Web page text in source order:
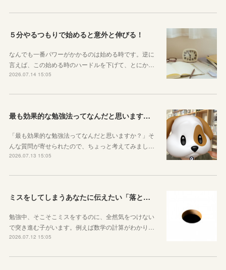
５分やるつもりで始めると意外と伸びる！
なんでも一番パワーがかかるのは始める時です。逆に
言えば、この始める時のハードルを下げて、とにか…
2026.07.14 15:05
最も効果的な勉強法ってなんだと思いますか？
「最も効果的な勉強法ってなんだと思いますか？」そ
んな質問が寄せられたので、ちょっと考えてみまし…
2026.07.13 15:05
ミスをしてしまうあなたに伝えたい「落とし穴がある道は早歩きしない」ということ
勉強中、そこそこミスをするのに、全然気をつけない
で突き進む子がいます。例えば数学の計算がわかり…
2026.07.12 15:05